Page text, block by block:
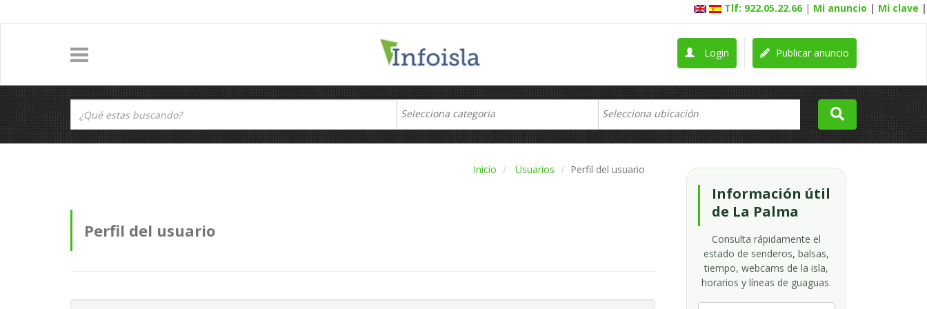
Tlf: 922.05.22.66 | Mi anuncio | Mi clave |
Publicar anuncio
Login
Inicio Usuarios Perfil del usuario
Perfil del usuario
Información útil
de La Palma
Consulta rápidamente el
estado de senderos, balsas,
tiempo, webcams de la isla,
horarios y líneas de guaguas.